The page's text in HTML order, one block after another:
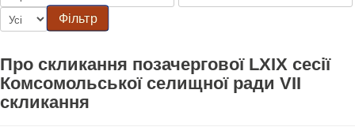
Фільтр
Про скликання позачергової LXIX сесії
Комсомольської селищної ради VII
скликання